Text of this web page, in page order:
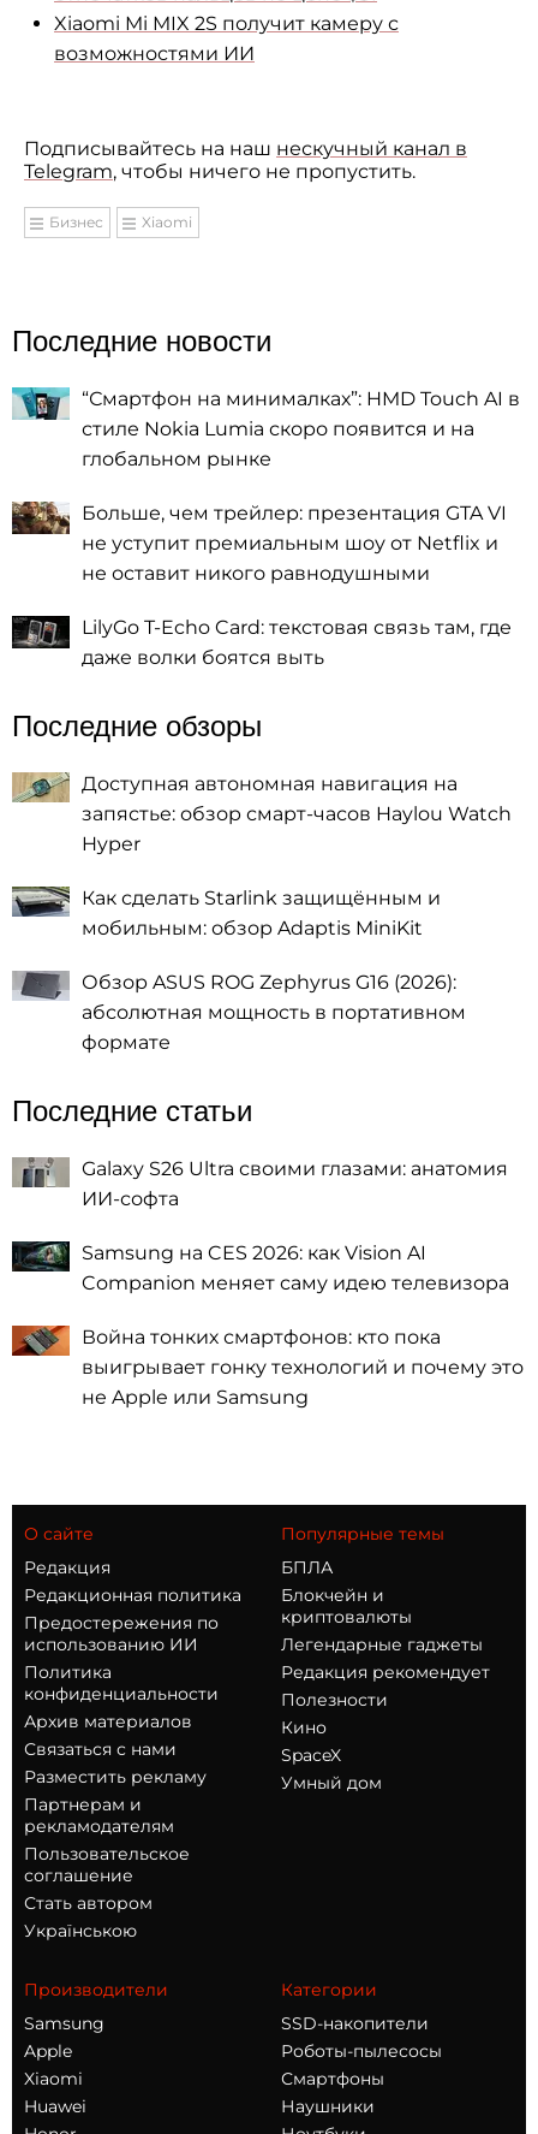
Xiaomi Mi MIX 2S получит камеру с
возможностями ИИ
Подписывайтесь на наш нескучный канал в
Telegram, чтобы ничего не пропустить.
Бизнес Xiaomi
Последние новости
“Смартфон на минималках”: HMD Touch AI в
стиле Nokia Lumia скоро появится и на
глобальном рынке
Больше, чем трейлер: презентация GTA VI
не уступит премиальным шоу от Netflix и
не оставит никого равнодушными
LilyGo T-Echo Card: текстовая связь там, где
даже волки боятся выть
Последние обзоры
Доступная автономная навигация на
запястье: обзор смарт-часов Haylou Watch
Hyper
Как сделать Starlink защищённым и
мобильным: обзор Adaptis MiniKit
Обзор ASUS ROG Zephyrus G16 (2026):
абсолютная мощность в портативном
формате
Последние статьи
Galaxy S26 Ultra своими глазами: анатомия
ИИ-софта
Samsung на CES 2026: как Vision AI
Companion меняет саму идею телевизора
Война тонких смартфонов: кто пока
выигрывает гонку технологий и почему это
не Apple или Samsung
О сайте
Редакция
Редакционная политика
Предостережения по
использованию ИИ
Политика
конфиденциальности
Архив материалов
Связаться с нами
Разместить рекламу
Партнерам и
рекламодателям
Пользовательское
соглашение
Стать автором
Українською
Популярные темы
БПЛА
Блокчейн и
криптовалюты
Легендарные гаджеты
Редакция рекомендует
Полезности
Кино
SpaceX
Умный дом
Производители
Samsung
Apple
Xiaomi
Huawei
Категории
SSD-накопители
Роботы-пылесосы
Смартфоны
Наушники